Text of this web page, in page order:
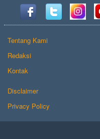
Tentang Kami
Redaksi
Kontak
Disclaimer
Privacy Policy